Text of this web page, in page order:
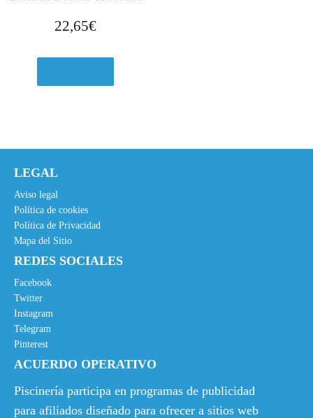
22,65€
LEGAL
Aviso legal
Política de cookies
Política de Privacidad
Mapa del Sitio
REDES SOCIALES
Facebook
Twitter
Instagram
Telegram
Pinterest
ACUERDO OPERATIVO
Piscinería participa en programas de publicidad
para afiliados diseñado para ofrecer a sitios web